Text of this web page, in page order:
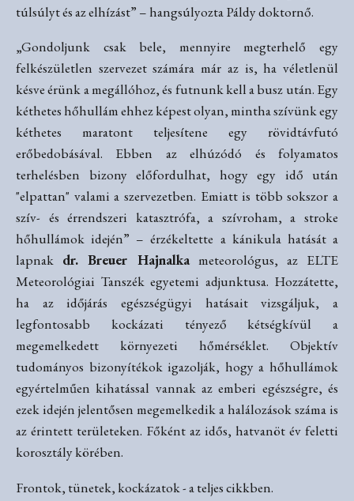
túlsúlyt és az elhízást” – hangsúlyozta Páldy doktornő.
„Gondoljunk csak bele, mennyire megterhelő egy
felkészületlen szervezet számára már az is, ha véletlenül
késve érünk a megállóhoz, és futnunk kell a busz után. Egy
kéthetes hőhullám ehhez képest olyan, mintha szívünk egy
kéthetes maratont teljesítene egy rövidtávfutó
erőbedobásával. Ebben az elhúzódó és folyamatos
terhelésben bizony előfordulhat, hogy egy idő után
"elpattan" valami a szervezetben. Emiatt is több sokszor a
szív- és érrendszeri katasztrófa, a szívroham, a stroke
hőhullámok idején” – érzékeltette a kánikula hatását a
lapnak dr. Breuer Hajnalkameteorológus, az ELTE
Meteorológiai Tanszék egyetemi adjunktusa. Hozzátette,
ha az időjárás egészségügyi hatásait vizsgáljuk, a
legfontosabb kockázati tényező kétségkívül a
megemelkedett környezeti hőmérséklet. Objektív
tudományos bizonyítékok igazolják, hogy a hőhullámok
egyértelműen kihatással vannak az emberi egészségre, és
ezek idején jelentősen megemelkedik a halálozások száma is
az érintett területeken. Főként az idős, hatvanöt év feletti
korosztály körében.
Frontok, tünetek, kockázatok - a teljes cikkben.